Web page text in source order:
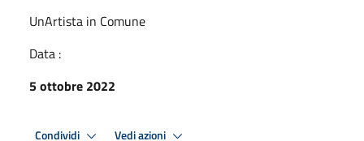
UnArtista in Comune
Data :
5 ottobre 2022
Condividi Vedi azioni